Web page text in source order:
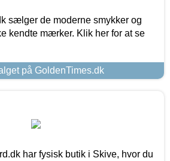
sælger de moderne smykker og
kendte mærker. Klik her for at se
på GoldenTimes.dk
har fysisk butik i Skive, hvor du